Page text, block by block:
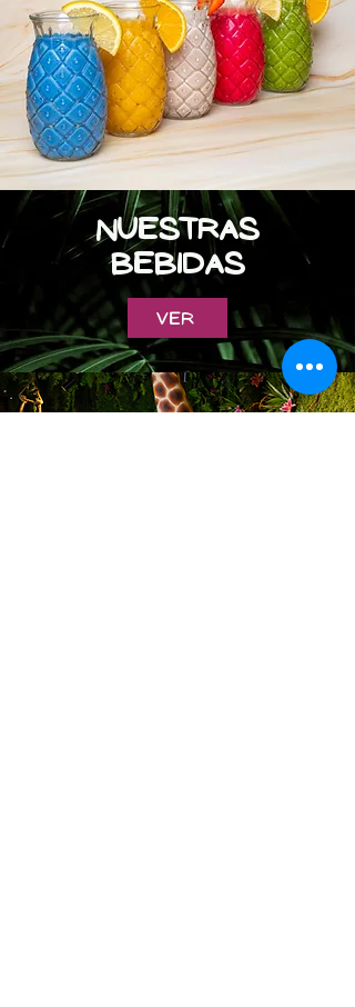
NUESTRAS
BEBIDAS
Ver